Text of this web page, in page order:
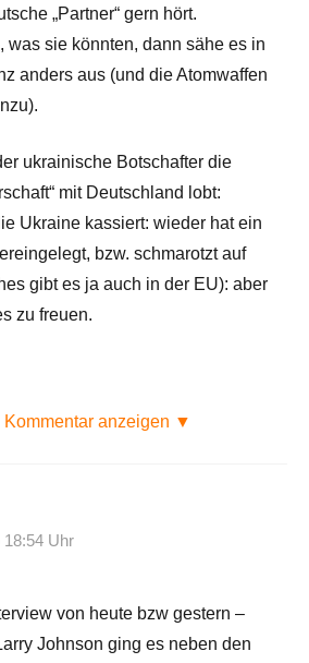
„Partner“ gern hört.
was sie könnten, dann sähe es in
anders aus (und die Atomwaffen
ukrainische Botschafter die
mit Deutschland lobt:
Ukraine kassiert: wieder hat ein
bzw. schmarotzt auf
gibt es ja auch in der EU): aber
zu freuen.
Kommentar anzeigen ▼
18:54 Uhr
von heute bzw gestern –
Johnson ging es neben den